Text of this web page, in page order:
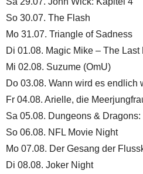
So 30.07. The Flash
Mo 31.07. Triangle of Sadness
Di 01.08. Magic Mike – The Last
Mi 02.08. Suzume (OmU)
Do 03.08. Wann wird es endlich
Fr 04.08. Arielle, die
Sa 05.08. Dungeons &
So 06.08. NFL Movie Night
Mo 07.08. Der Gesang der
Di 08.08. Joker Night